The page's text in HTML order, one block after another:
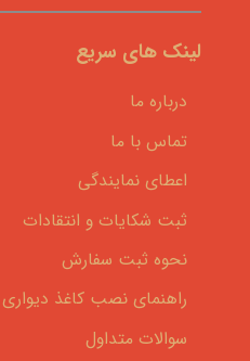
لینک های سریع
درباره ما
تماس با ما
اعطای نمایندگی
ثبت شکایات و انتقادات
نحوه ثبت سفارش
راهنمای نصب کاغذ دیواری
سوالات متداول